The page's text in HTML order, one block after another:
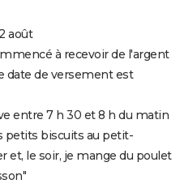
août
à recevoir de l'argent
date de versement est
entre 7 h 30 et 8 h du matin
petits biscuits au petit-
et, le soir, je mange du poulet